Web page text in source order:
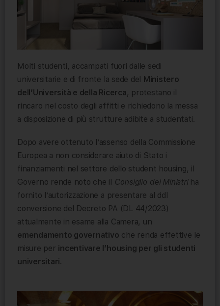
Molti studenti, accampati fuori dalle sedi
universitarie e di fronte la sede del Ministero
dell’Università e della Ricerca, protestano il
rincaro nel costo degli affitti e richiedono la messa
a disposizione di più strutture adibite a studentati.
Dopo avere ottenuto l’assenso della Commissione
Europea a non considerare aiuto di Stato i
finanziamenti nel settore dello student housing, il
Governo rende noto che il Consiglio dei Ministriha
fornito l’autorizzazione a presentare al ddl
conversione del Decreto PA (DL 44/2023)
attualmente in esame alla Camera, un
emendamento governativo che renda effettive le
misure per incentivare l’housing per gli studenti
universitari.